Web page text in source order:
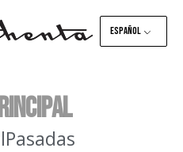
Español
Pasadas